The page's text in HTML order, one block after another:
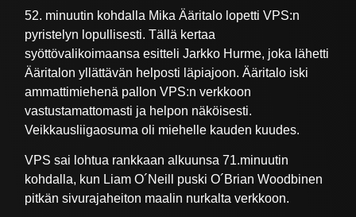
52. minuutin kohdalla Mika Ääritalo lopetti VPS:n
pyristelyn lopullisesti. Tällä kertaa
syöttövalikoimaansa esitteli Jarkko Hurme, joka lähetti
Ääritalon yllättävän helposti läpiajoon. Ääritalo iski
ammattimiehenä pallon VPS:n verkkoon
vastustamattomasti ja helpon näköisesti.
Veikkausliigaosuma oli miehelle kauden kuudes.
VPS sai lohtua rankkaan alkuunsa 71.minuutin
kohdalla, kun Liam O´Neill puski O´Brian Woodbinen
pitkän sivurajaheiton maalin nurkalta verkkoon.